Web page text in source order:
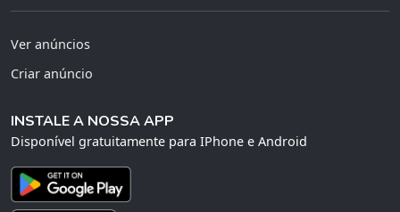
Ver anúncios
Criar anúncio
INSTALE A NOSSA APP
Disponível gratuitamente para IPhone e Android